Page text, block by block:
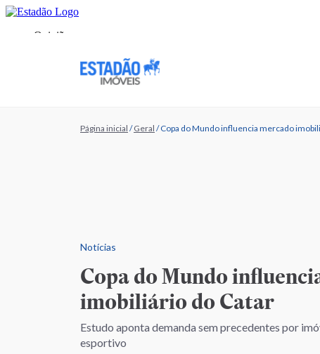
Página inicial /Geral /Copa do Mundo influencia mercado
Notícias
Copa do Mundo
imobiliário do Catar
Estudo aponta demanda sem precedentes por
esportivo